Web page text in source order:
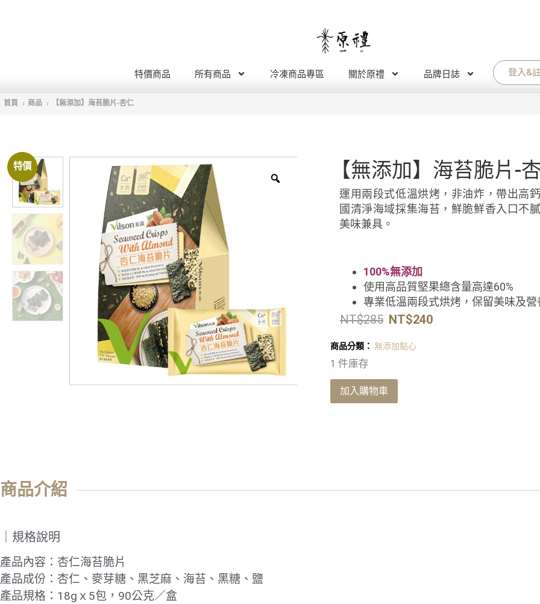
特價商品 所有商品 冷凍商品專區 關於原禮 品牌日誌 登入&
首頁 / 商品 / 【無添加】海苔脆片-杏仁
特價 【無添加】海苔脆片-
運用兩段式低溫烘烤，非油炸，帶出高
國清淨海域採集海苔，鮮脆鮮香入口不
美味兼具。
100%無添加
使用高品質堅果總含量高達60%
專業低溫兩段式烘烤，保留美味及營
NT$285 NT$240
商品分類： 無添加點心
1 件庫存
加入購物車
商品介紹
｜規格說明
產品內容：杏仁海苔脆片
產品成份：杏仁、麥芽糖、黑芝麻、海苔、黑糖、鹽
產品規格：18gｘ5包，90公克／盒